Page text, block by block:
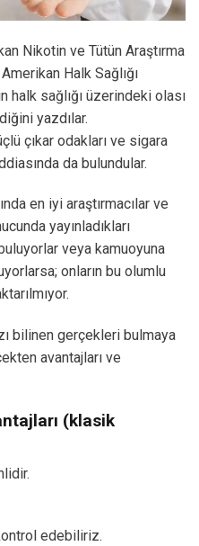
Nikotin ve Tütün Araştırma
Halk Sağlığı
halk sağlığı üzerindeki olası
yazdılar.
çıkar odakları ve sigara
da bulundular.
en iyi araştırmacılar ve
yayınladıkları
veya kamuoyuna
onların bu olumlu
bilinen gerçekleri bulmaya
avantajları ve
(klasik
edebiliriz.